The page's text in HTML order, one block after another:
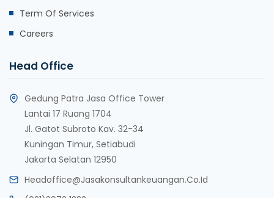
Term Of Services
Careers
Head Office
Gedung Patra Jasa Office Tower
Lantai 17 Ruang 1704
Jl. Gatot Subroto Kav. 32-34
Kuningan Timur, Setiabudi
Jakarta Selatan 12950
Headoffice@jasakonsultankeuangan.co.id